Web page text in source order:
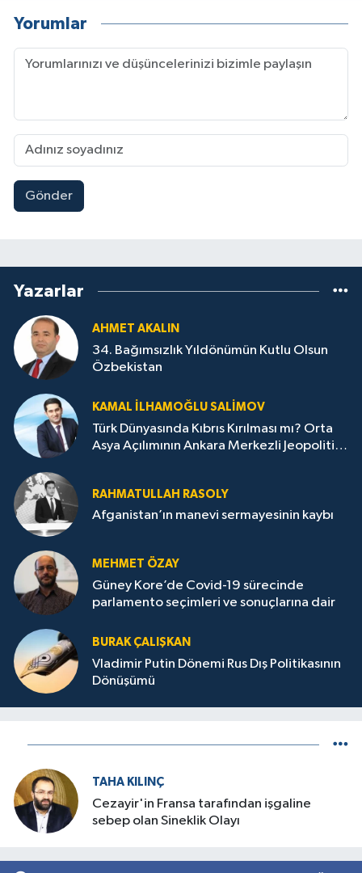
Yorumlar
Gönder
Yazarlar
AHMET AKALIN
34. Bağımsızlık Yıldönümün Kutlu Olsun
Özbekistan
KAMAL İLHAMOĞLU SALIMOV
Türk Dünyasında Kıbrıs Kırılması mı? Orta
Asya Açılımının Ankara Merkezli Jeopolitik
RAHMATULLAH RASOLY
Afganistan’ın manevi sermayesinin kaybı
MEHMET ÖZAY
Güney Kore’de Covid-19 sürecinde
parlamento seçimleri ve sonuçlarına dair
BURAK ÇALIŞKAN
Vladimir Putin Dönemi Rus Dış Politikasının
Dönüşümü
TAHA KILINÇ
Cezayir'in Fransa tarafından işgaline
sebep olan Sineklik Olayı